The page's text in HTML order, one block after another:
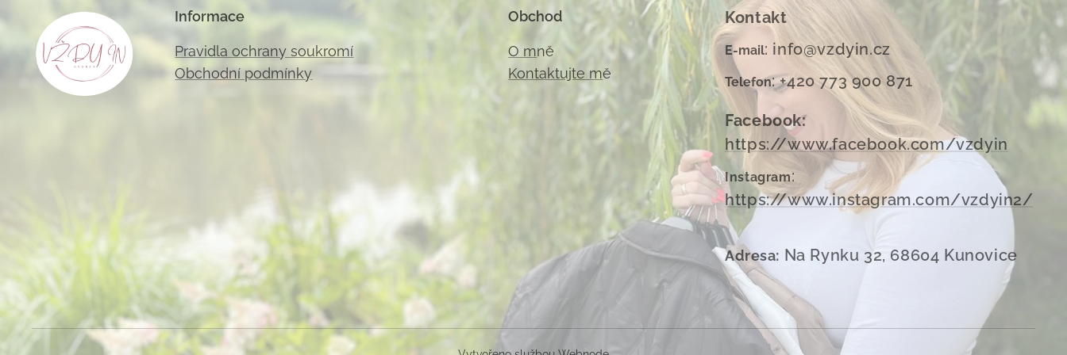
Informace
Pravidla ochrany soukromí
Obchodní podmínky
Obchod
O mně
Kontaktujte mě
Kontakt
E-mail: info@vzdyin.cz
Telefon: +420 773 900 871
Facebook:
https://www.facebook.com/vzdyin
Instagram:
https://www.instagram.com/vzdyin2/
Adresa: Na Rynku 32, 68604 Kunovice